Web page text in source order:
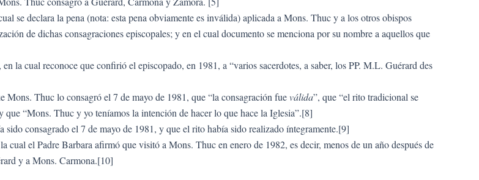
se declara la pena (nota: esta pena obviamente es inválida) aplicada a Mons. Thuc y a los otros obispos
de dichas consagraciones episcopales; y en el cual documento se menciona por su nombre a aquellos que
la cual reconoce que confirió el episcopado, en 1981, a “varios sacerdotes, a saber, los PP. M.L. Guérard des
Thuc lo consagró el 7 de mayo de 1981, que “la consagración fueválida”, que “el rito tradicional se
“Mons. Thuc y yo teníamos la intención de hacer lo que hace la Iglesia”.[8]
consagrado el 7 de mayo de 1981, y que el rito había sido realizado íntegramente.[9]
cual el Padre Barbara afirmó que visitó a Mons. Thuc en enero de 1982, es decir, menos de un año después de
y a Mons. Carmona.[10]